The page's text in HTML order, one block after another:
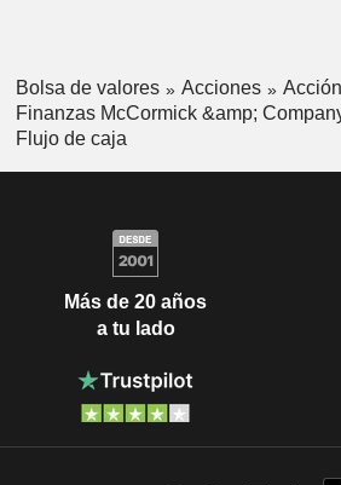
Bolsa de valores Acciones
Finanzas McCormick &amp;
Flujo de caja
Más de 20 años
a tu lado